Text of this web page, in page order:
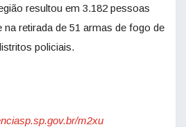
resultou em 3.182 pessoas
na retirada de 51 armas de fogo de
policiais.
m2xu